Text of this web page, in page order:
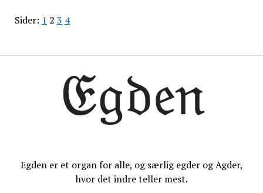
Sider: 1 2 3 4
Egden er et organ for alle, og særlig egder og Agder,
hvor det indre teller mest.